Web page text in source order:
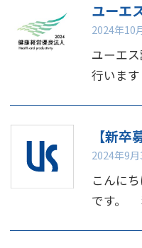
ユーエ
2024年10
ユーエ
行いま
2024年9
こんに
です。